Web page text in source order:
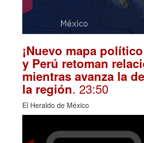
¡Nuevo mapa
y Perú retoman
mientras avanza la
la región. 23:50
El Heraldo de México